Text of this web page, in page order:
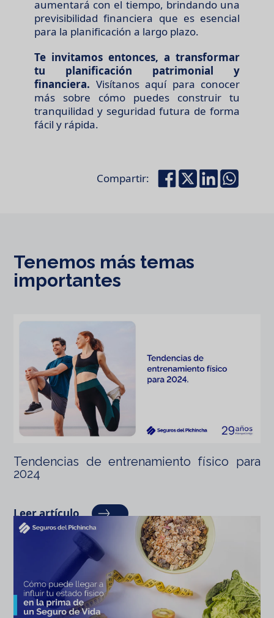
aumentará con el tiempo, brindando una
previsibilidad financiera que es esencial
para la planificación a largo plazo.
Te invitamos entonces, a transformar
tu planificación patrimonial y
financiera. Visítanos aquí para conocer
más sobre cómo puedes construir tu
tranquilidad y seguridad futura de forma
fácil y rápida.
Compartir:
Tenemos más temas
importantes
Tendencias de entrenamiento físico para
2024
Leer artículo